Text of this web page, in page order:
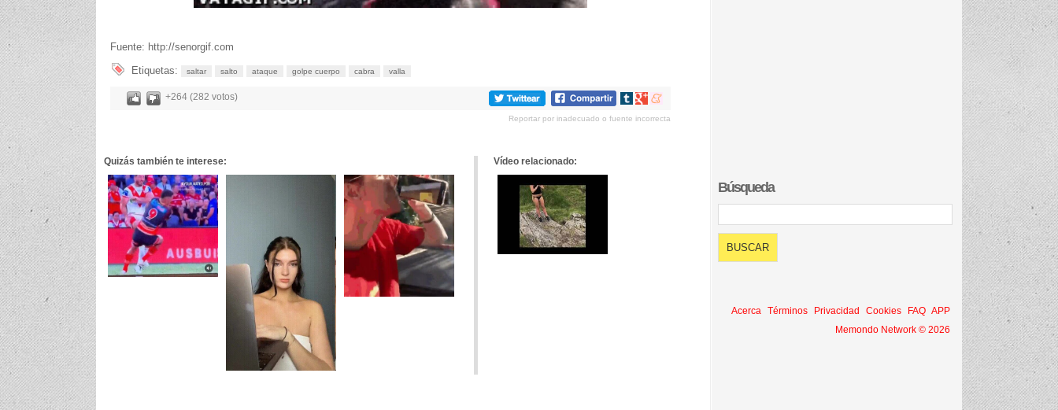
Fuente: http://senorgif.com
Etiquetas:
saltar salto ataque golpe cuerpo cabra valla
+264 (282 votos)
Compartir
tumblr
Compartir
Google+
Compartir
meneame
Reportar por inadecuado o fuente incorrecta
Quizás también te interese: Vídeo relacionado:
Búsqueda
Acerca Términos Privacidad Cookies FAQ APP
Memondo Network © 2026